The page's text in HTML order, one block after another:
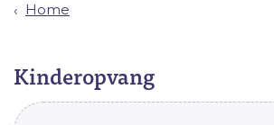
Home
Kinderopvang